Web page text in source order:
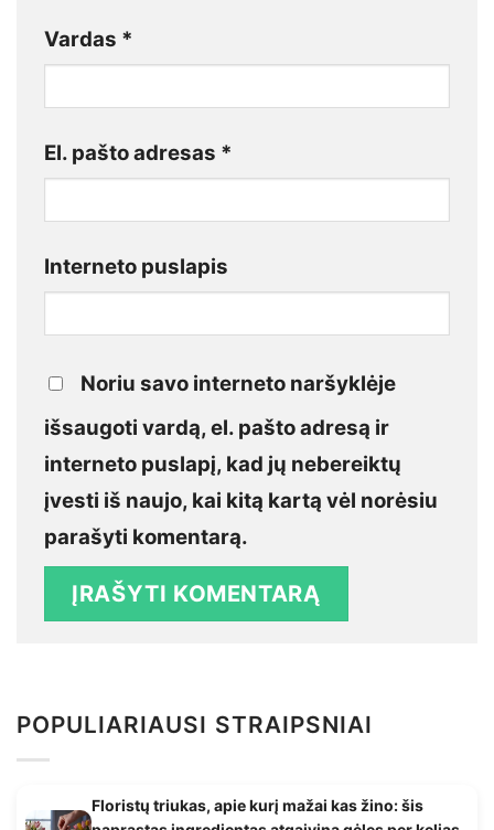
Vardas *
El. pašto adresas *
Interneto puslapis
Noriu savo interneto naršyklėje
išsaugoti vardą, el. pašto adresą ir
interneto puslapį, kad jų nebereiktų
įvesti iš naujo, kai kitą kartą vėl norėsiu
parašyti komentarą.
POPULIARIAUSI STRAIPSNIAI
Floristų triukas, apie kurį mažai kas žino: šis